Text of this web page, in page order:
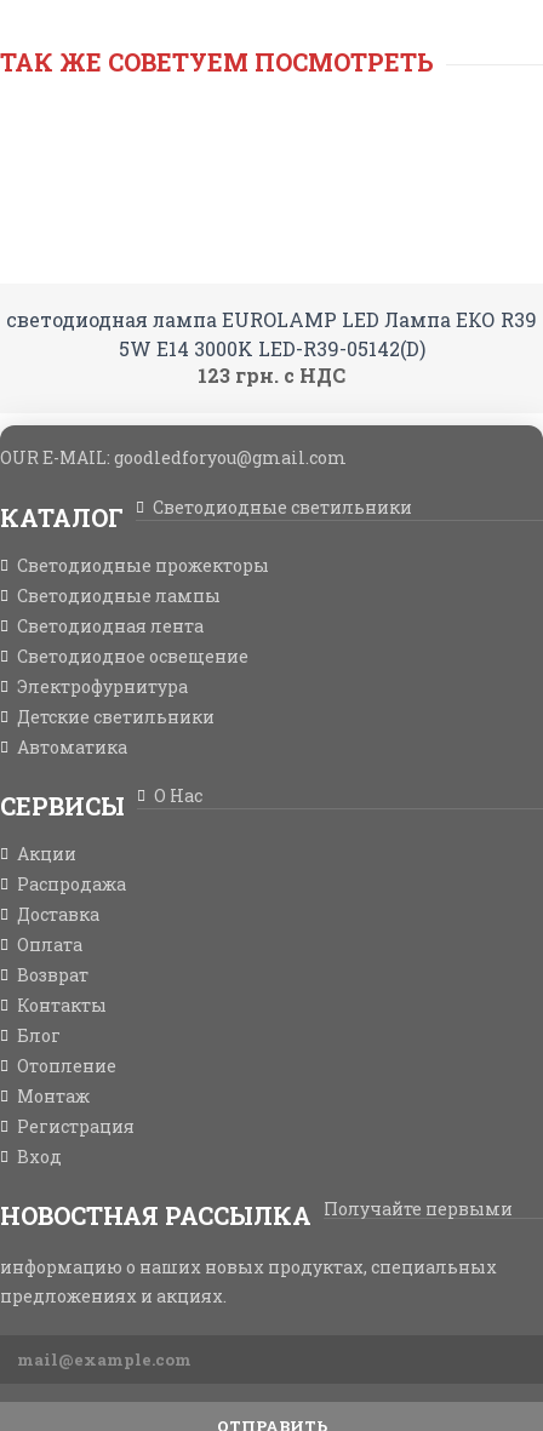
ТАК ЖЕ СОВЕТУЕМ ПОСМОТРЕТЬ
светодиодная лампа EUROLAMP LED Лампа ЕКО R39
5W E14 3000K LED-R39-05142(D)
123 грн. с НДС
OUR E-MAIL: goodledforyou@gmail.cоm
КАТАЛОГ Светодиодные светильники
Светодиодные прожекторы
Светодиодные лампы
Светодиодная лента
Светодиодное освещение
Электрофурнитура
Детские светильники
Автоматика
СЕРВИСЫ О Нас
Акции
Распродажа
Доставка
Оплата
Возврат
Контакты
Блог
Отопление
Монтаж
Регистрация
Вход
НОВОСТНАЯ РАССЫЛКА Получайте первыми
информацию о наших новых продуктах, специальных
предложениях и акциях.
ОТПРАВИТЬ